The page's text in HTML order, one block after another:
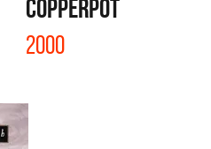
COPPERPOT
2000